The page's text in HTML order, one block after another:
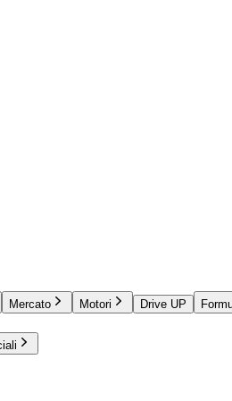
Mercato Motori Drive UP